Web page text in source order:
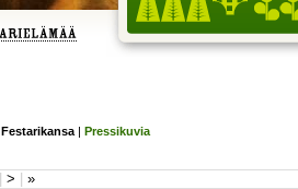
Festarikansa | Pressikuvia
> »